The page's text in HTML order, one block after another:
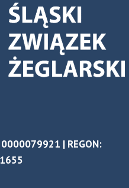
| REGON: